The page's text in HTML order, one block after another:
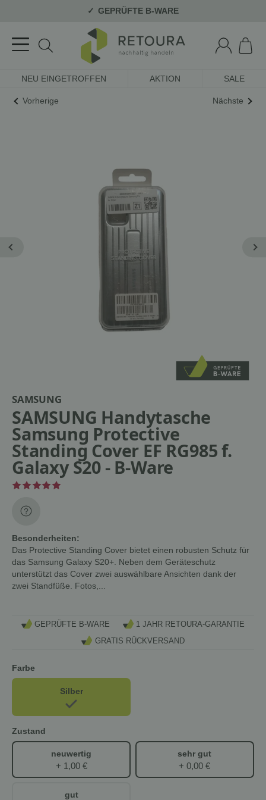
GEPRÜFTE B-WARE
NEU EINGETROFFEN AKTION SALE
Vorherige Nächste
SAMSUNG
SAMSUNG Handytasche
Samsung Protective
Standing Cover EF RG985 f.
Galaxy S20 - B-Ware
Besonderheiten:
Das Protective Standing Cover bietet einen robusten Schutz für
das Samsung Galaxy S20+. Neben dem Geräteschutz
unterstützt das Cover zwei auswählbare Ansichten dank der
zwei Standfüße. Fotos,...
GEPRÜFTE B-WARE
1 JAHR RETOURA-GARANTIE
GRATIS RÜCKVERSAND
Farbe
Silber
Zustand
neuwertig
+ 1,00 €
sehr gut
+ 0,00 €
gut